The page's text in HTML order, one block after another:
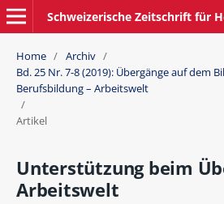
Schweizerische Zeitschrift für
Home / Archiv /
Bd. 25 Nr. 7-8 (2019): Übergänge auf dem
Berufsbildung – Arbeitswelt
/
Artikel
Unterstützung beim
Arbeitswelt